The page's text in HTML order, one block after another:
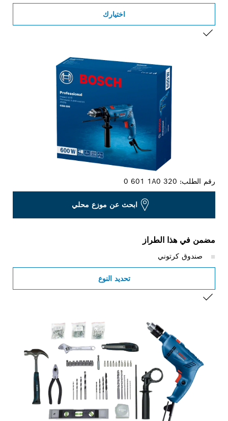
اختيارك
رقم الطلب:0 601 1A0 320
ابحث عن موزع محلي
مضمن في هذا الطراز
صندوق كرتوني
تحديد النوع